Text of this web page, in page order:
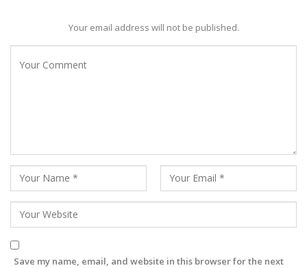
Your email address will not be published.
Save my name, email, and website in this browser for the next